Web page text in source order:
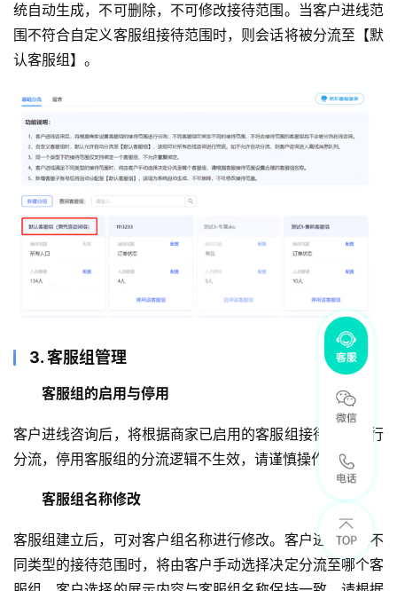
统自动生成，不可删除，不可修改接待范围。当客户进线范
围不符合自定义客服组接待范围时，则会话将被分流至【默
认客服组】。
3. 客服组管理
客服组的启用与停用
客户进线咨询后，将根据商家已启用的客服组接待范围进行
分流，停用客服组的分流逻辑不生效，请谨慎操作。
客服组名称修改
客服组建立后，可对客户组名称进行修改。客户进线满足不
同类型的接待范围时，将由客户手动选择决定分流至哪个客